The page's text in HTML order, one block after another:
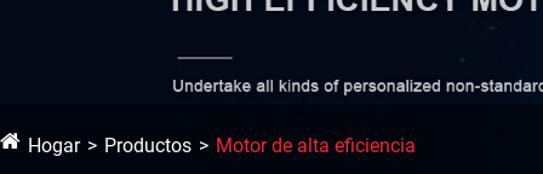
Hogar Productos Motor de alta eficiencia